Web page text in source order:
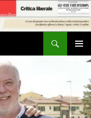
MENU